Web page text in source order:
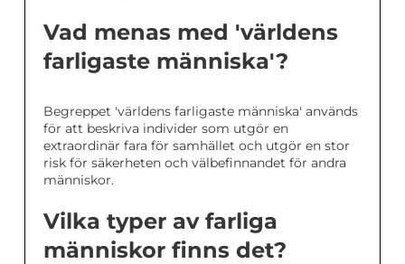
Vad menas med 'världens
farligaste människa'?
Begreppet 'världens farligaste människa' används
för att beskriva individer som utgör en
extraordinär fara för samhället och utgör en stor
risk för säkerheten och välbefinnandet för andra
människor.
Vilka typer av farliga
människor finns det?